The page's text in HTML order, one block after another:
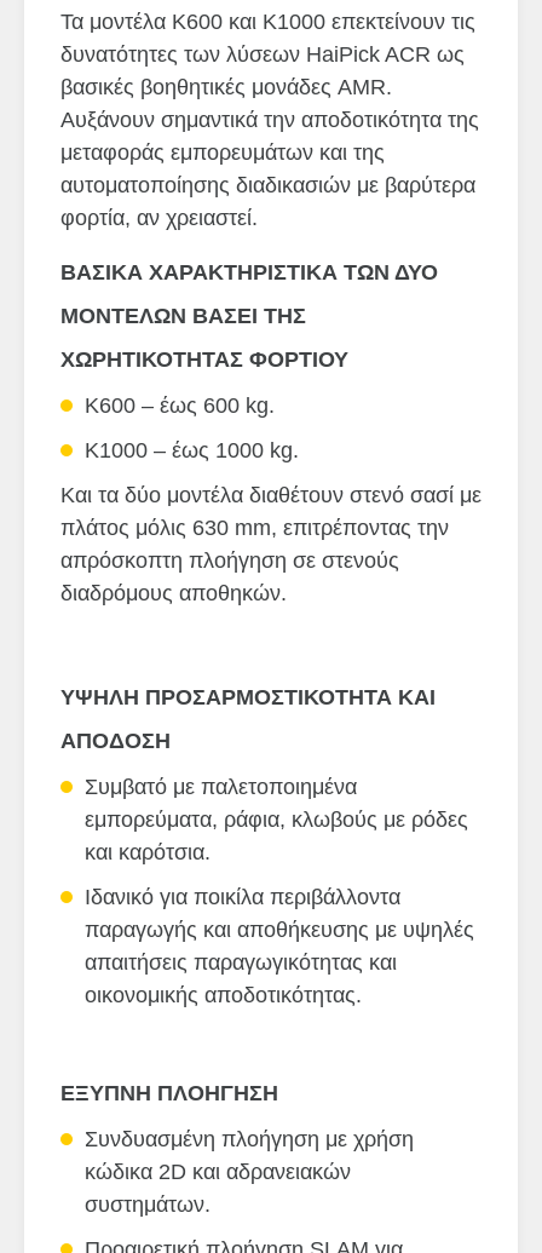
Τα μοντέλα K600 και K1000 επεκτείνουν τις
δυνατότητες των λύσεων HaiPick ACR ως
βασικές βοηθητικές μονάδες AMR.
Αυξάνουν σημαντικά την αποδοτικότητα της
μεταφοράς εμπορευμάτων και της
αυτοματοποίησης διαδικασιών με βαρύτερα
φορτία, αν χρειαστεί.
ΒΑΣΙΚΑ ΧΑΡΑΚΤΗΡΙΣΤΙΚΑ ΤΩΝ ΔΥΟ
ΜΟΝΤΕΛΩΝ ΒΑΣΕΙ ΤΗΣ
ΧΩΡΗΤΙΚΟΤΗΤΑΣ ΦΟΡΤΙΟΥ
K600 – έως 600 kg.
K1000 – έως 1000 kg.
Και τα δύο μοντέλα διαθέτουν στενό σασί με
πλάτος μόλις 630 mm, επιτρέποντας την
απρόσκοπτη πλοήγηση σε στενούς
διαδρόμους αποθηκών.
ΥΨΗΛΗ ΠΡΟΣΑΡΜΟΣΤΙΚΟΤΗΤΑ ΚΑΙ
ΑΠΟΔΟΣΗ
Συμβατό με παλετοποιημένα
εμπορεύματα, ράφια, κλωβούς με ρόδες
και καρότσια.
Ιδανικό για ποικίλα περιβάλλοντα
παραγωγής και αποθήκευσης με υψηλές
απαιτήσεις παραγωγικότητας και
οικονομικής αποδοτικότητας.
ΕΞΥΠΝΗ ΠΛΟΗΓΗΣΗ
Συνδυασμένη πλοήγηση με χρήση
κώδικα 2D και αδρανειακών
συστημάτων.